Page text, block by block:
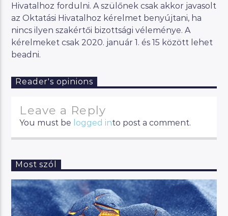
Hivatalhoz fordulni. A szülőnek csak akkor javasolt
az Oktatási Hivatalhoz kérelmet benyújtani, ha
nincs ilyen szakértői bizottsági véleménye. A
kérelmeket csak 2020. január 1. és 15 között lehet
beadni.
Reader's opinions
Leave a Reply
You must be logged into post a comment.
Most szól